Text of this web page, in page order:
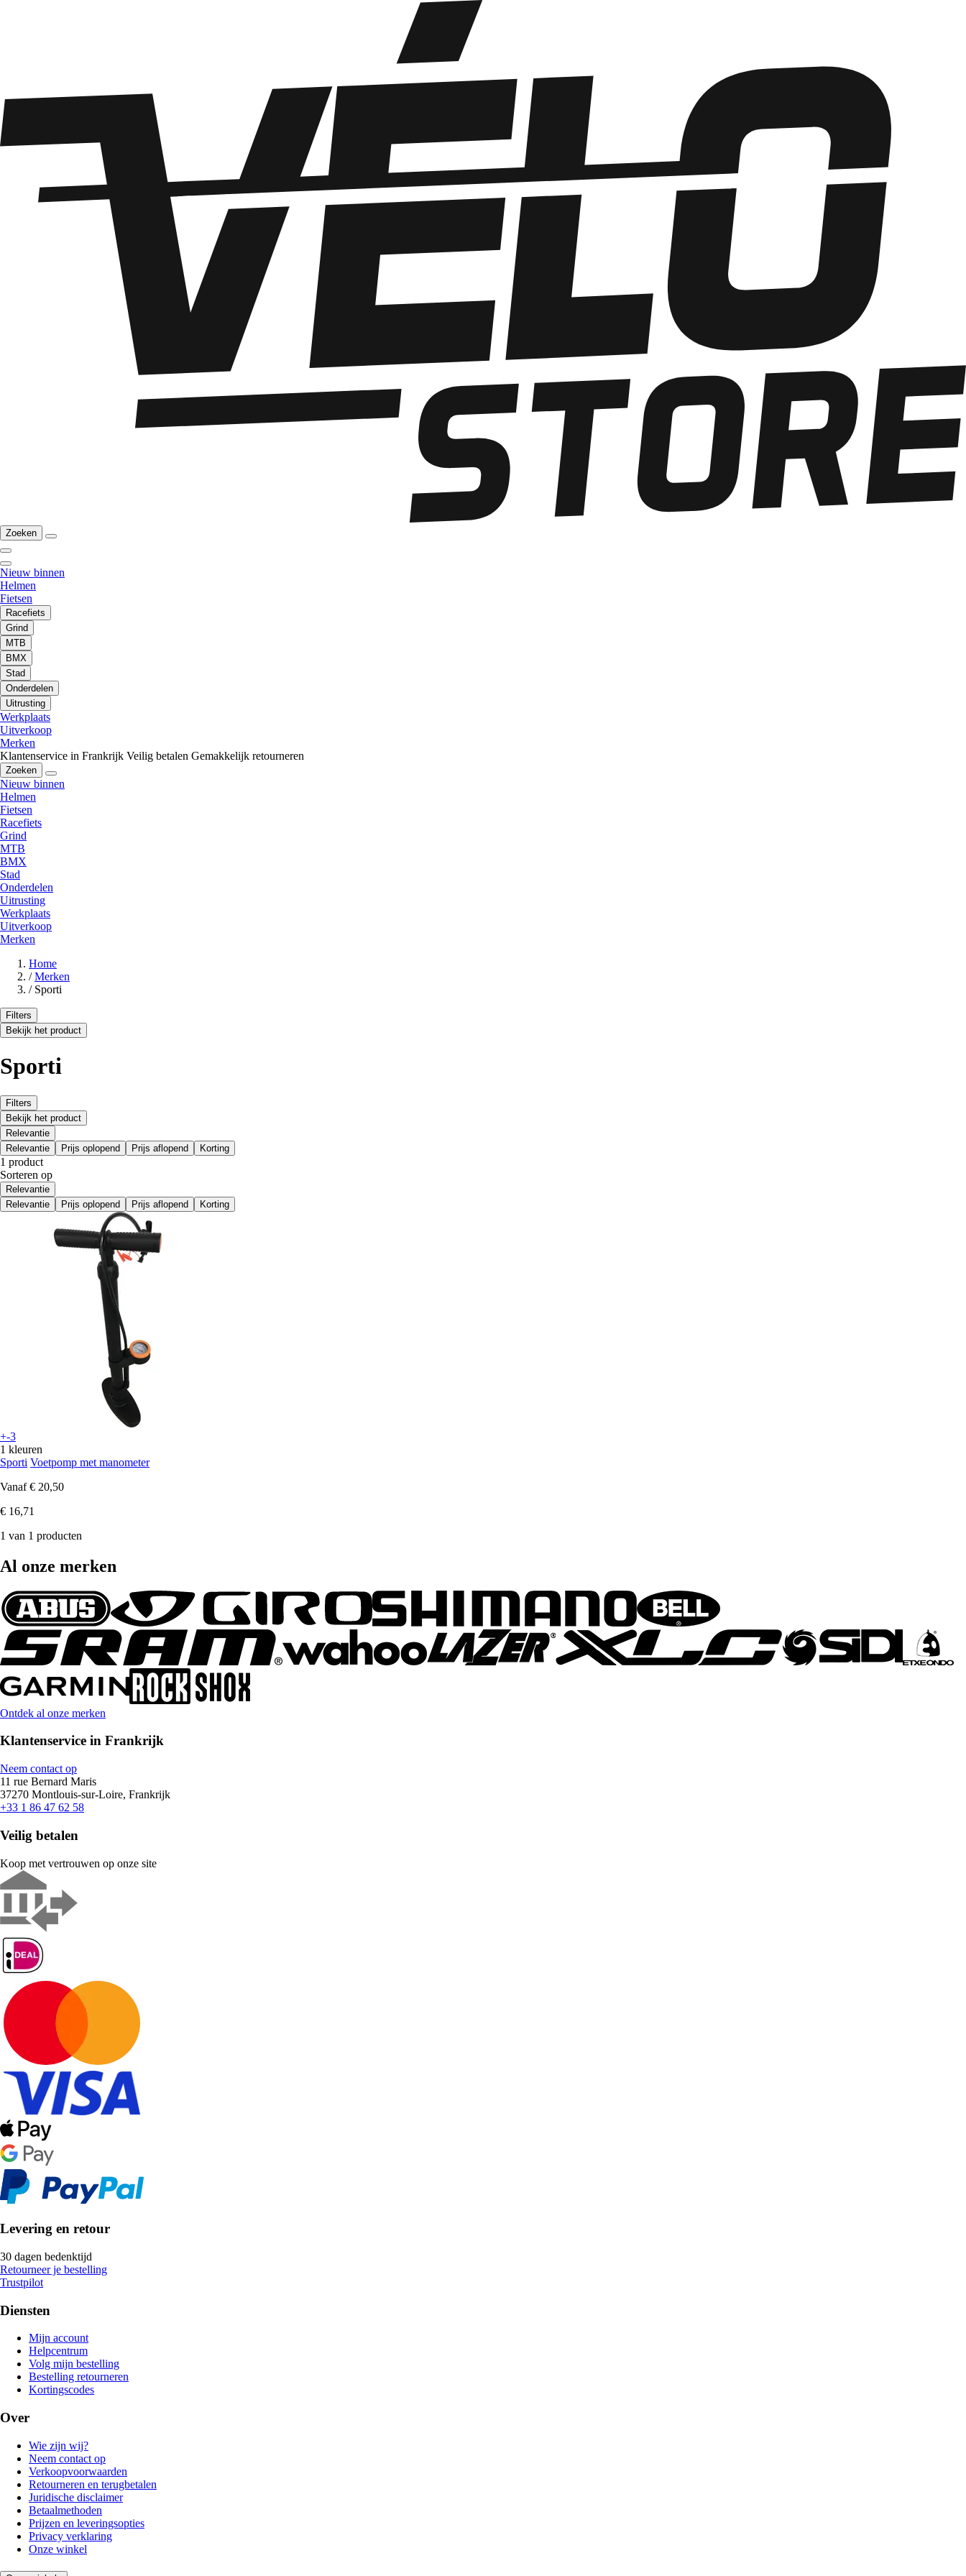
Zoeken
Nieuw binnen
Helmen
Fietsen
Racefiets
Grind
MTB
BMX
Stad
Onderdelen
Uitrusting
Werkplaats
Uitverkoop
Merken
Klantenservice in Frankrijk Veilig betalen Gemakkelijk retourneren
Zoeken
Nieuw binnen
Helmen
Fietsen
Racefiets
Grind
MTB
BMX
Stad
Onderdelen
Uitrusting
Werkplaats
Uitverkoop
Merken
Home
/ Merken
/ Sporti
Filters
Bekijk het product
Sporti
Filters
Bekijk het product
Relevantie
Relevantie
Prijs oplopend Prijs aflopend Korting
1 product
Sorteren op
Relevantie
Relevantie
Prijs oplopend Prijs aflopend Korting
+-3
1 kleuren
Sporti Voetpomp met manometer
Vanaf € 20,50
€ 16,71
1 van 1 producten
Al onze merken
Ontdek al onze merken
Klantenservice in Frankrijk
Neem contact op
11 rue Bernard Maris
37270 Montlouis-sur-Loire, Frankrijk
+33 1 86 47 62 58
Veilig betalen
Koop met vertrouwen op onze site
Levering en retour
30 dagen bedenktijd
Retourneer je bestelling
Trustpilot
Diensten
Mijn account
Helpcentrum
Volg mijn bestelling
Bestelling retourneren
Kortingscodes
Over
Wie zijn wij?
Neem contact op
Verkoopvoorwaarden
Retourneren en terugbetalen
Juridische disclaimer
Betaalmethoden
Prijzen en leveringsopties
Privacy verklaring
Onze winkel